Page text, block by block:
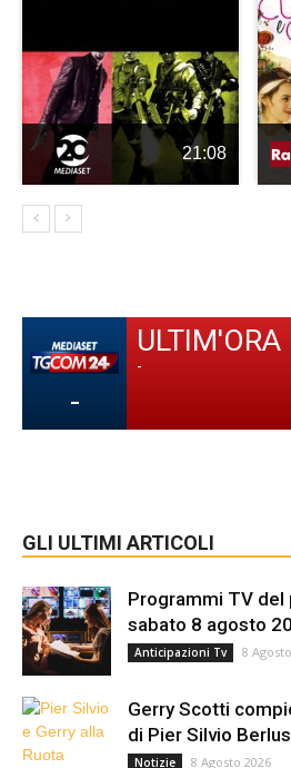
21:08
-
ULTIM'ORA
-
GLI ULTIMI ARTICOLI
Programmi TV
sabato 8 agosto
Anticipazioni Tv 8
Gerry Scotti
di Pier Silvio
Notizie 8 Agosto 2026